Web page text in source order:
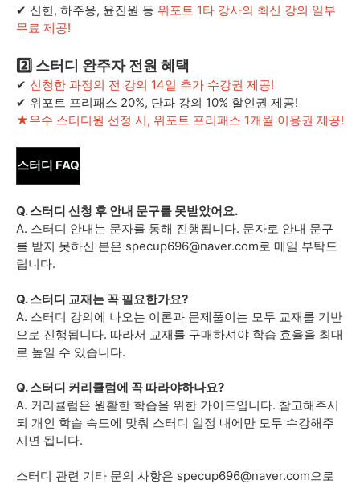
✔ 신헌, 하주응, 윤진원 등 위포트 1타 강사의 최신 강의 일부
무료 제공!
2️⃣ 스터디 완주자 전원 혜택
✔ 신청한 과정의 전 강의 14일 추가 수강권 제공!
✔ 위포트 프리패스 20%, 단과 강의 10% 할인권 제공!
★우수 스터디원 선정 시, 위포트 프리패스 1개월 이용권 제공!
스터디 FAQ
Q. 스터디 신청 후 안내 문구를 못받았어요.
A. 스터디 안내는 문자를 통해 진행됩니다. 문자로 안내 문구
를 받지 못하신 분은 specup696@naver.com로 메일 부탁드
립니다.
Q. 스터디 교재는 꼭 필요한가요?
A. 스터디 강의에 나오는 이론과 문제풀이는 모두 교재를 기반
으로 진행됩니다. 따라서 교재를 구매하셔야 학습 효율을 최대
로 높일 수 있습니다.
Q. 스터디 커리큘럼에 꼭 따라야하나요?
A. 커리큘럼은 원활한 학습을 위한 가이드입니다. 참고해주시
되 개인 학습 속도에 맞춰 스터디 일정 내에만 모두 수강해주
시면 됩니다.
스터디 관련 기타 문의 사항은 specup696@naver.com으로